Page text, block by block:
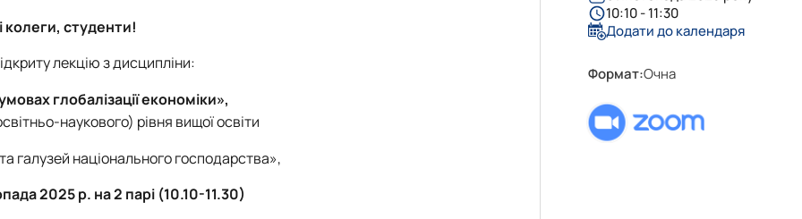
бізнес-систем, кластерів …
колеги, студенти!
лекцію з дисципліни:
глобалізації економіки»,
наукового) рівня вищої освіти
галузей національного господарства»,
2025 р. на 2 парі (10.10-11.30)
10:10 - 11:30
Додати до календаря
Формат:Очна